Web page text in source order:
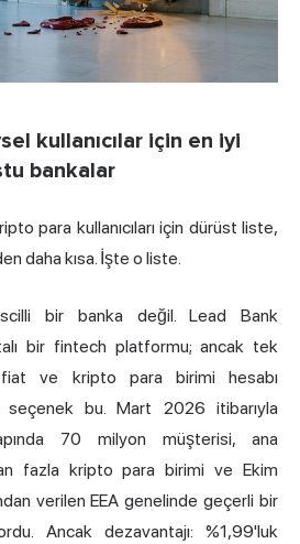
kullanıcılar için en iyi
bankalar
para kullanıcıları için dürüst liste,
daha kısa. İşte o liste.
bir banka değil. Lead Bank
bir fintech platformu; ancak tek
fiat ve kripto para birimi hesabı
seçenek bu. Mart 2026 itibarıyla
70 milyon müşterisi, ana
fazla kripto para birimi ve Ekim
verilen EEA genelinde geçerli bir
Ancak dezavantajı: %1,99'luk